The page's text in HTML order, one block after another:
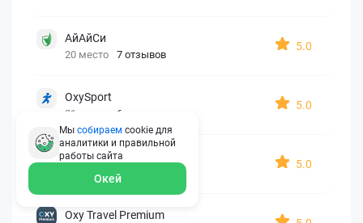
АйАйСи
20 место 7 отзывов
5.0
OxySport
21 место 6 отзывов
5.0
ERGO AXA
22 место 2 отзыва
5.0
Oxy Travel Premium
Мы собираем cookie для
аналитики и правильной
работы сайта
Окей